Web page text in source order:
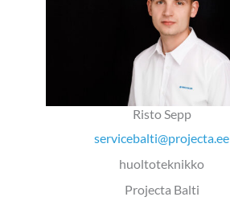
Risto Sepp
servicebalti@projecta.ee
huoltoteknikko
Projecta Balti